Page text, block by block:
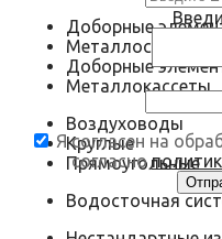
Я согласен на
согласно
Доборные
Металлосайдинг
Доборные
Металлокассеты
Воздуховоды
Круглые
Прямоугольные
Водосточная